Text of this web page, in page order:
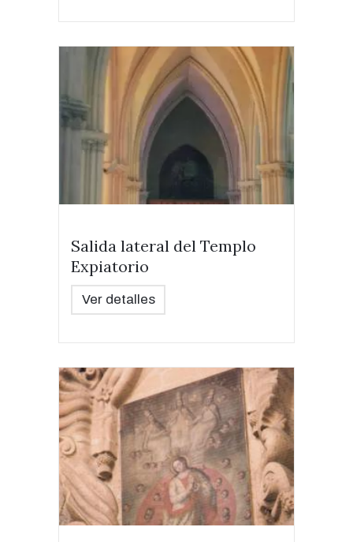
Salida lateral del Templo
Expiatorio
Ver detalles